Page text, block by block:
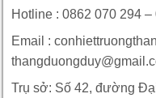
Hotline : 0862 070 294
Email :
Trụ sở: Số 42, đường